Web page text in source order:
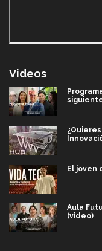
Videos
El joven
Aula
(video)